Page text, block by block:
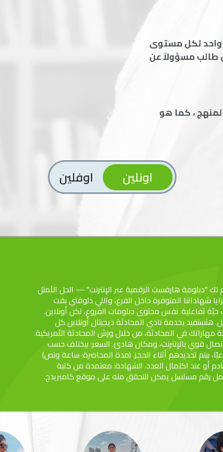
لكل مستوى
طالب مسؤولاً عن
، كما هو
اونلين اوفلين
لك "دبلومة هارفست الرقمية عبر الإنترنت" — الحل الأمثل
شهاداتنا المتوفرة داخل الفرع، واللي دلوقتي بقت
حيّة تفاعلية. نفس محتوى دبلومات الفروع، لكن أونلاين.
هتستفيد بخدمة نادي المحادثة ديجيتال أونلاين كل
مهاراتك في المحادثة، من خلال ورش المحادثة الأمريكية.
قوي بالإنترنت، ومكان هادئ. السعر: بيختلف حسب
بيتم تحديدهم أثناء الحجز. (مدة المحاضرة: ساعة ونص)
أو عند اكتمال العدد. الشهادة: معتمدة من كلية
رقم مسلسل يمكن التحقق منه على موقع كامبريدج.